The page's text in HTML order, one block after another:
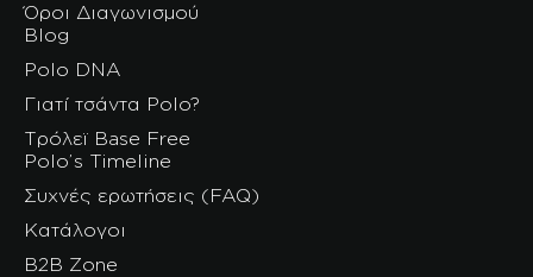
Όροι Διαγωνισμού
Blog
Polo DNA
Γιατί τσάντα Polo?
Τρόλεϊ Base Free
Polo’s Timeline
Συχνές ερωτήσεις (FAQ)
Κατάλογοι
B2B Zone